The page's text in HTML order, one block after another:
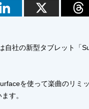
自社の新型タブレット「
を使って楽曲のリミ
す。